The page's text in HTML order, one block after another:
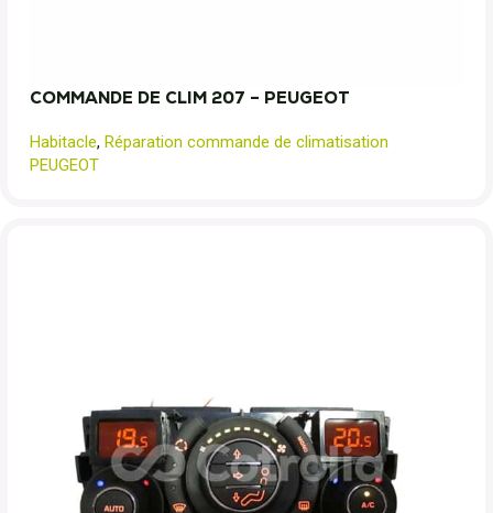
COMMANDE DE CLIM 207 – PEUGEOT
Habitacle, Réparation commande de climatisation
PEUGEOT